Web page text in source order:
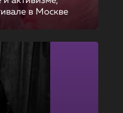
в Москве